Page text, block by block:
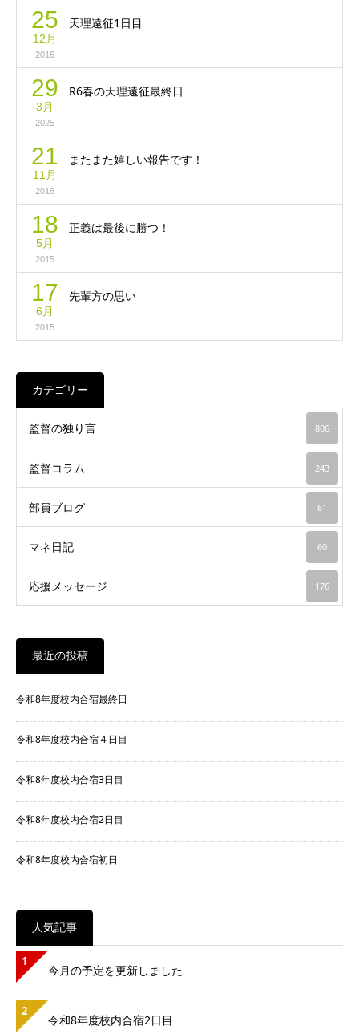
25
12月
2016
天理遠征1日目
29
3月
2025
R6春の天理遠征最終日
21
11月
2016
またまた嬉しい報告です！
18
5月
2015
正義は最後に勝つ！
17
6月
2015
先輩方の思い
カテゴリー
監督の独り言 806
監督コラム 243
部員ブログ 61
マネ日記 60
応援メッセージ 176
最近の投稿
令和8年度校内合宿最終日
令和8年度校内合宿４日目
令和8年度校内合宿3日目
令和8年度校内合宿2日目
令和8年度校内合宿初日
人気記事
1
今月の予定を更新しました
2
令和8年度校内合宿2日目